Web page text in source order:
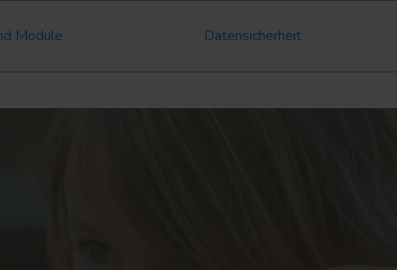
Module Datensicherheit